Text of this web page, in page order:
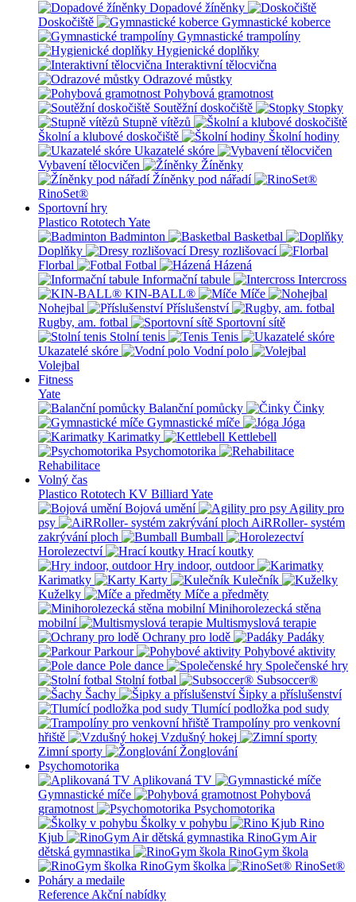
Dopadové žíněnky
Doskočiště
Gymnastické koberce
Gymnastické trampolíny
Hygienické doplňky
Interaktivní tělocvična
Odrazové můstky
Pohybová gramotnost
Soutěžní doskočiště
Stopky
Stupně vítězů
Školní a klubové doskočiště
Školní hodiny
Ukazatelé skóre
Vybavení tělocvičen
Žíněnky
Žíněnky pod nářadí
RinoSet®
Sportovní hry
Plastico Rototech Yate
Badminton
Basketbal
Doplňky
Dresy rozlišovací
Florbal
Fotbal
Házená
Informační tabule
Intercross
KIN-BALL®
Míče
Nohejbal
Příslušenství
Rugby, am. fotbal
Sportovní sítě
Stolní tenis
Tenis
Ukazatelé skóre
Vodní polo
Volejbal
Fitness
Yate
Balanční pomůcky
Činky
Gymnastické míče
Jóga
Karimatky
Kettlebell
Psychomotorika
Rehabilitace
Volný čas
Plastico Rototech KV Billiard Yate
Bojová umění
Agility pro
psy
AiRRoller- systém
zakrývání ploch
Bumball
Horolezectví
Hrací koutky
Hry indoor, outdoor
Karimatky
Karty
Kulečník
Kuželky
Míče a předměty
Minihorolezecká stěna
mobilní
Multismyslová terapie
Ochrany pro lodě
Padáky
Parkour
Pohybové aktivity
Pole dance
Společenské hry
Stolní fotbal
Subsoccer®
Šachy
Šipky a příslušenství
Tlumící podložka pod sudy
Trampolíny pro venkovní
hřiště
Vzdušný hokej
Zimní sporty
Žonglování
Psychomotorika
Aplikovaná TV
Gymnastické míče
Pohybová
gramotnost
Psychomotorika
Školky v pohybu
Rino
Kjub
RinoGym Air
dětská gymnastika
RinoGym škola
RinoGym školka
RinoSet®
Poháry a medaile
Reference Akční nabídky